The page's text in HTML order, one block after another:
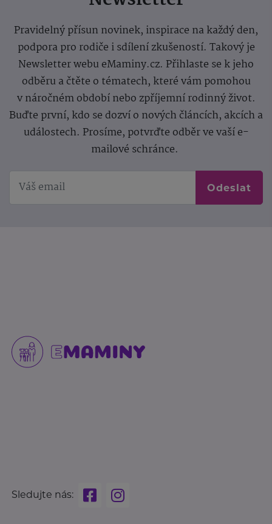
Pravidelný přísun novinek, inspirace na každý den,
podpora pro rodiče i sdílení zkušeností. Takový je
Newsletter webu eMaminy.cz. Přihlaste se k jeho
odběru a čtěte o tématech, které vám pomohou
v náročném období nebo zpříjemní rodinný život.
Buďte první, kdo se dozví o nových článcích, akcích a
událostech. Prosíme, potvrďte odběr ve vaší e-
mailové schránce.
Odeslat
Sledujte nás: